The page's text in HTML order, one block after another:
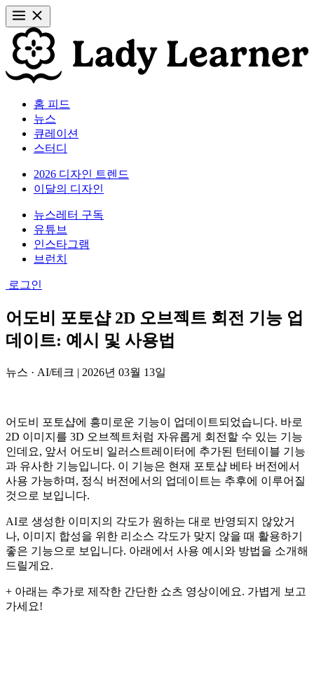
홈 피드
뉴스
큐레이션
스터디
2026 디자인 트렌드
이달의 디자인
뉴스레터 구독
유튜브
인스타그램
브런치
로그인
어도비 포토샵 2D 오브젝트 회전 기능 업
데이트: 예시 및 사용법
뉴스 · AI/테크 | 2026년 03월 13일
어도비 포토샵에 흥미로운 기능이 업데이트되었습니다. 바로
2D 이미지를 3D 오브젝트처럼 자유롭게 회전할 수 있는 기능
인데요, 앞서 어도비 일러스트레이터에 추가된 턴테이블 기능
과 유사한 기능입니다. 이 기능은 현재 포토샵 베타 버전에서
사용 가능하며, 정식 버전에서의 업데이트는 추후에 이루어질
것으로 보입니다.
AI로 생성한 이미지의 각도가 원하는 대로 반영되지 않았거
나, 이미지 합성을 위한 리소스 각도가 맞지 않을 때 활용하기
좋은 기능으로 보입니다. 아래에서 사용 예시와 방법을 소개해
드릴게요.
+ 아래는 추가로 제작한 간단한 쇼츠 영상이에요. 가볍게 보고
가세요!